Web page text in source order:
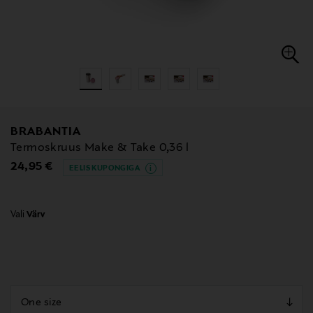
BRABANTIA
Termoskruus Make & Take 0,36 l
Original Price
24,95 € EELIS KUPONGIGA
Vali Värv